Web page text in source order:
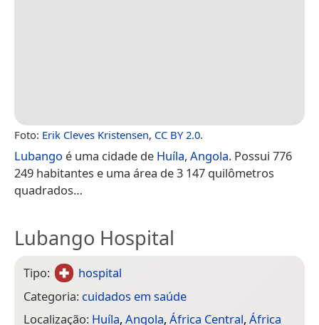
Foto: Erik Cleves Kristensen, CC BY 2.0.
Lubango é uma cidade de Huíla, Angola. Possui 776
249 habitantes e uma área de 3 147 quilômetros
quadrados…
Lubango Hospital
Tipo:
hospital
Categoria: cuidados em saúde
Localização: Huíla, Angola, África Central, África